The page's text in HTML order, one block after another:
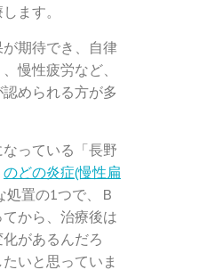
ます。
期待でき、自律
慢性疲労など、
められる方が多
っている「長野
のどの炎症(慢性扁
処置の1つで、Ｂ
から、治療後は
があるんだろ
いと思っていま